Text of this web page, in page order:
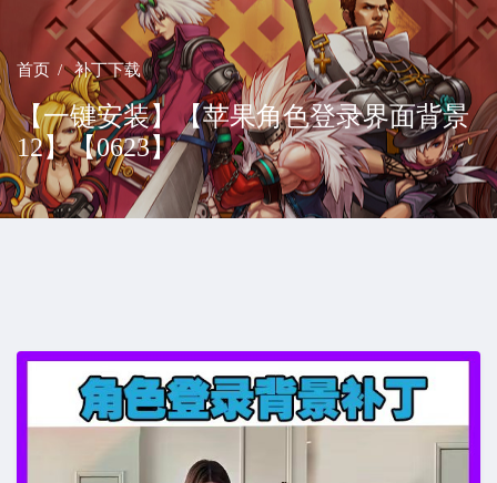
首页 补丁下载
【一键安装】【苹果角色登录界面背景
12】【0623】